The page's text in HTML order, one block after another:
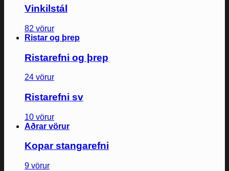
Vinkilstál
82 vörur
Ristar og þrep
Ristarefni og þrep
24 vörur
Ristarefni sv
10 vörur
Aðrar vörur
Kopar stangarefni
9 vörur